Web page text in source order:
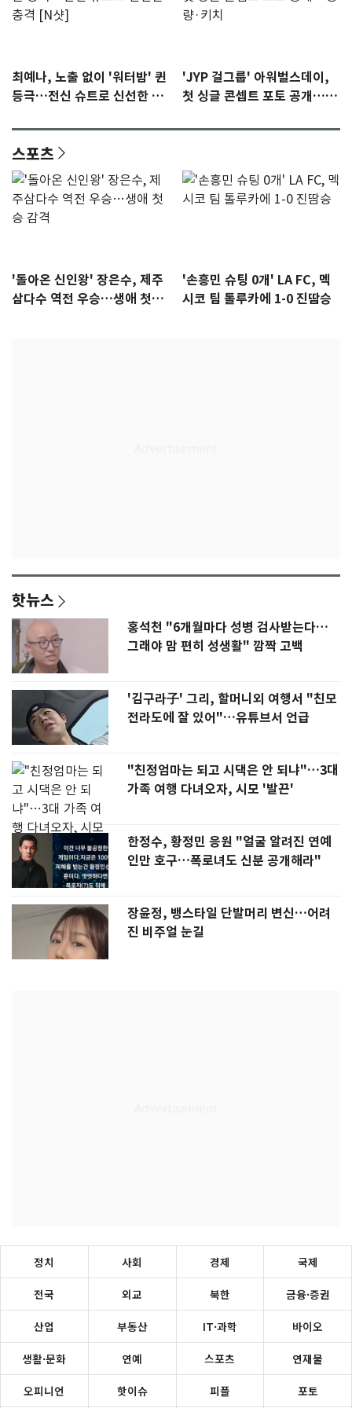
최예나, 노출 없이 '워터밤' 퀸
등극…전신 슈트로 신선한 충
'JYP 걸그룹' 아워벌스데이,
첫 싱글 콘셉트 포토 공개…청
스포츠
'돌아온 신인왕' 장은수, 제주
삼다수 역전 우승…생애 첫승
'손흥민 슈팅 0개' LA FC, 멕
시코 팀 톨루카에 1-0 진땀승
핫뉴스
홍석천 "6개월마다 성병 검사받는다…
그래야 맘 편히 성생활" 깜짝 고백
'김구라子' 그리, 할머니외 여행서 "친모
전라도에 잘 있어"…유튜브서 언급
"친정엄마는 되고 시댁은 안 되냐"…3대
가족 여행 다녀오자, 시모 '발끈'
한정수, 황정민 응원 "얼굴 알려진 연예
인만 호구…폭로녀도 신분 공개해라"
장윤정, 뱅스타일 단발머리 변신…어려
진 비주얼 눈길
정치 사회 경제 국제
전국 외교 북한 금융·증권
산업 부동산 IT·과학 바이오
생활·문화 연예 스포츠 연재물
오피니언 핫이슈 피플 포토